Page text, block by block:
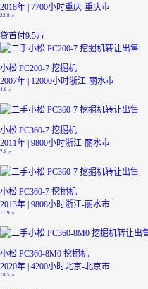
2018年 | 7700小时重庆-重庆市
23.8
贷首付9.5万
小松 PC200-7 挖掘机
2007年 | 12000小时浙江-丽水市
4.8 万
小松 PC360-7 挖掘机
2011年 | 9800小时浙江-丽水市
7.8
小松 PC360-7 挖掘机
2013年 | 9808小时浙江-丽水市
11.9 万
小松 PC360-8M0 挖掘机
2020年 | 4200小时北京-北京市
18.5